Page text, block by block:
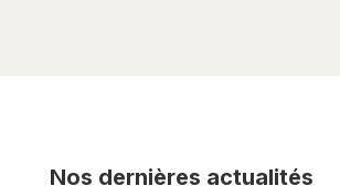
Nos dernières actualités